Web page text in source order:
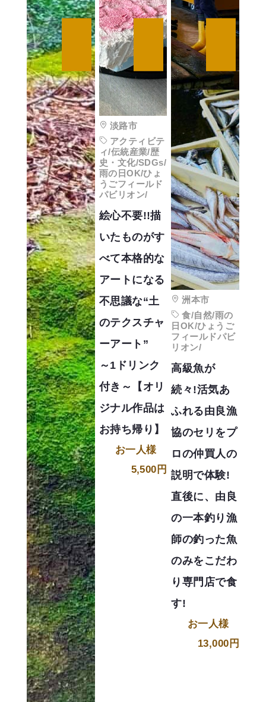
淡路市
アクティビテ
ィ/伝統産業/歴
史・文化/SDGs/
雨の日OK/ひょ
うごフィールド
パビリオン/
絵心不要!!描
いたものがす
べて本格的な
アートになる
不思議な“土
のテクスチャ
ーアート”
～1ドリンク
付き～【オリ
ジナル作品は
お持ち帰り】
お一人様
5,500円
洲本市
食/自然/雨の
日OK/ひょうご
フィールドパビ
リオン/
高級魚が
続々!活気あ
ふれる由良漁
協のセリをプ
ロの仲買人の
説明で体験!
直後に、由良
の一本釣り漁
師の釣った魚
のみをこだわ
り専門店で食
す!
お一人様
13,000円